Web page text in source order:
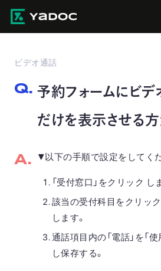
ビデオ通話
予約フォームにビ
だけを表示させる
▼以下の手順で設定をしてく
「受付窓口」をクリック し
該当の受付科目をクリック
します。
通話項目内の「電話」を「
し保存する。